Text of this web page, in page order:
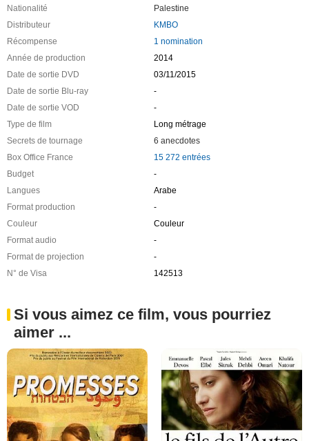
Nationalité
Palestine
Distributeur
KMBO
Récompense
1 nomination
Année de production
2014
Date de sortie DVD
03/11/2015
Date de sortie Blu-ray
-
Date de sortie VOD
-
Type de film
Long métrage
Secrets de tournage
6 anecdotes
Box Office France
15 272 entrées
Budget
-
Langues
Arabe
Format production
-
Couleur
Couleur
Format audio
-
Format de projection
-
N° de Visa
142513
Si vous aimez ce film, vous pourriez
aimer ...